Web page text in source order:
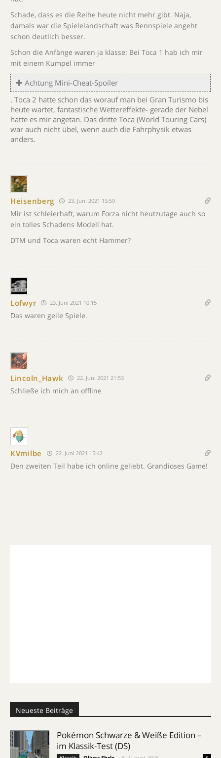
Schade, dass es die Reihe heute nicht mehr gibt. Naja,
damals war die Spielelandschaft was Rennspiele angeht
schon deutlich besser.
Schon die Anfänge waren ja klasse: Bei Toca 1 hab ich mir
mit einem Kumpel immer
Achtung Mini-Cheat-Spoiler
. Toca 2 hatte schon das worauf man bei Gran Turismo bis
heute wartet, fantastische Wettereffekte- gerade der Nebel
hatte es mir angetan. Das dritte Toca (World Touring Cars)
war auch nicht übel, wenn auch die Fahrphysik etwas
anders.
Heisenberg 23. Juni 2021 13:59
Mir ist schleierhaft, warum Forza nicht heutzutage auch so
ein tolles Schadens Modell hat.
DTM und Toca waren echt Hammer?
Lofwyr 23. Juni 2021 10:15
Das waren geile Spiele.
Lincoln_Hawk 22. Juni 2021 21:53
Schließe ich mich an offline
KVmilbe 22. Juni 2021 15:42
Den zweiten Teil habe ich online geliebt. Grandioses Game!
Neueste Beiträge
Pokémon Schwarze & Weiße Edition –
im Klassik-Test (DS)